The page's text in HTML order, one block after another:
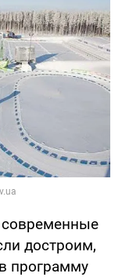
современные
достроим,
программу